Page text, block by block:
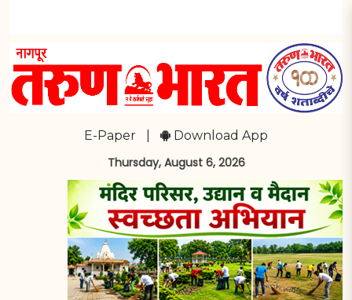
E-Paper Download App
Thursday, August 6, 2026